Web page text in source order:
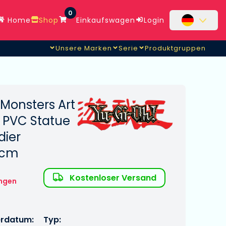
Home Shop
0
Einkaufswagen Login
Unsere Marken Serie Produktgruppen
Art
Statue
Kostenloser Versand
Typ: